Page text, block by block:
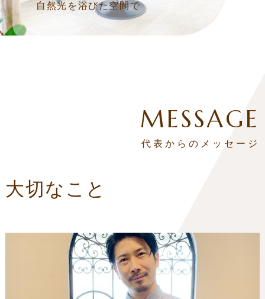
自然光を浴びた空間で
MESSAGE
代表からのメッセージ
大切なこと